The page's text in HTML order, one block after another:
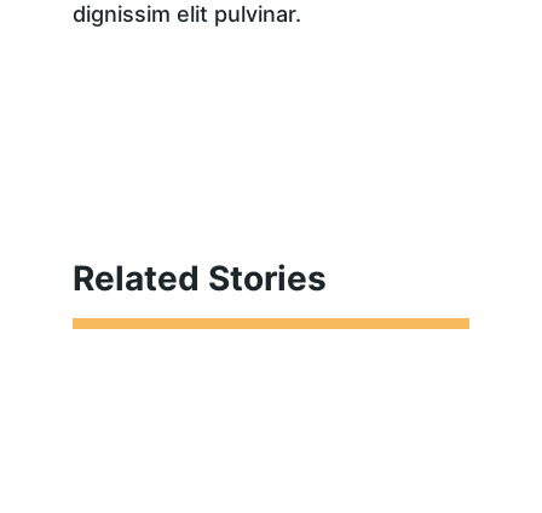
dignissim elit pulvinar.
Related Stories